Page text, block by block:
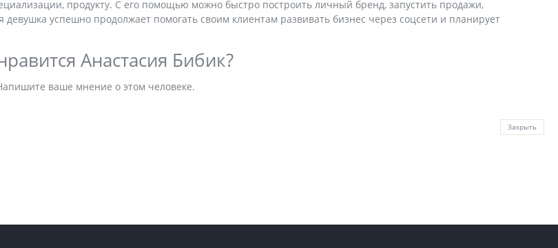
продукту. С его помощью можно быстро построить личный бренд, запустить продажи,
успешно продолжает помогать своим клиентам развивать бизнес через соцсети и планирует
Анастасия Бибик?
ваше мнение о этом человеке.
Закрыть